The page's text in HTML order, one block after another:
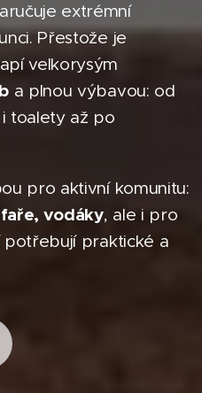
extrémní
Přestože je
velkorysým
a plnou výbavou: od
toalety až po
pro aktivní komunitu:
vodáky, ale i pro
potřebují praktické a